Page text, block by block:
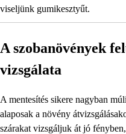
viseljünk gumikesztyűt.
A szobanövények
vizsgálata
A mentesítés sikere nagyban
alaposak a növény
szárakat vizsgáljuk át jó